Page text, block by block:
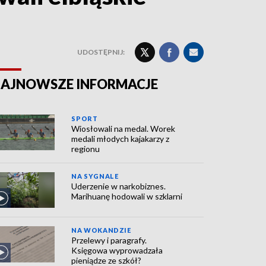
UDOSTĘPNIJ:
INFORMACJE
SPORT
Wiosłowali na medal. Worek
medali młodych kajakarzy z
regionu
NA SYGNALE
Uderzenie w narkobiznes.
Marihuanę hodowali w szklarni
NA WOKANDZIE
Przelewy i paragrafy.
Księgowa wyprowadzała
pieniądze ze szkół?